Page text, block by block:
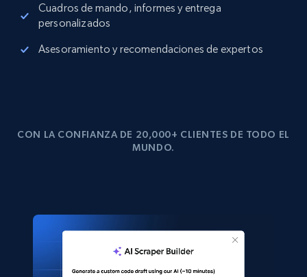
Cuadros de mando, informes y entrega
personalizados
Asesoramiento y recomendaciones de expertos
CON LA CONFIANZA DE 20,000+ CLIENTES DE TODO EL
MUNDO.